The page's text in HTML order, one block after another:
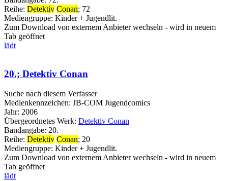
Reihe: Detektiv Conan; 72
Mediengruppe: Kinder + Jugendlit.
Zum Download von externem Anbieter wechseln - wird in neuem
Tab geöffnet
lädt
20.; Detektiv Conan
Suche nach diesem Verfasser
Medienkennzeichen: JB-COM Jugendcomics
Jahr: 2006
Übergeordnetes Werk: Detektiv Conan
Bandangabe: 20.
Reihe: Detektiv Conan; 20
Mediengruppe: Kinder + Jugendlit.
Zum Download von externem Anbieter wechseln - wird in neuem
Tab geöffnet
lädt